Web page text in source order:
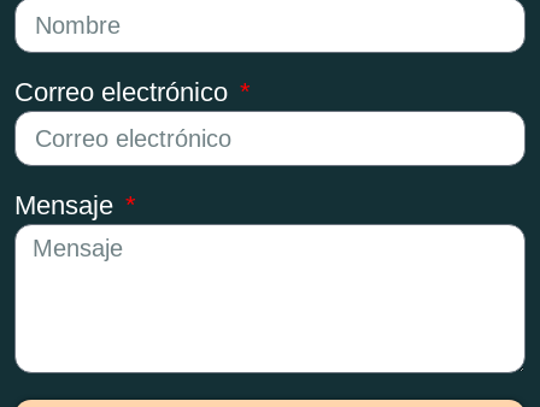
Correo electrónico
Mensaje